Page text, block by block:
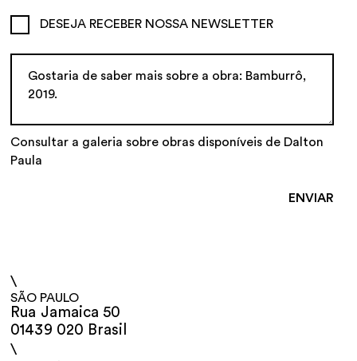
DESEJA RECEBER NOSSA NEWSLETTER
Consultar a galeria sobre obras disponíveis de Dalton
Paula
\
SÃO PAULO
Rua Jamaica 50
01439 020 Brasil
\